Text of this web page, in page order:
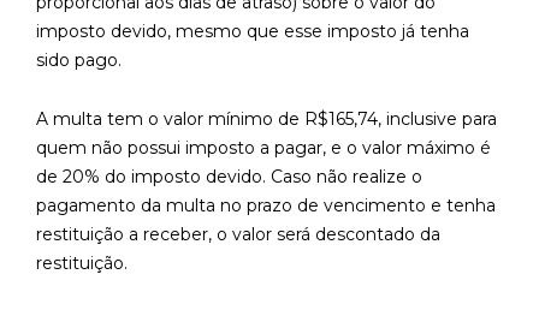
imposto devido, mesmo que esse imposto já tenha
sido pago.
A multa tem o valor mínimo de R$165,74, inclusive para
quem não possui imposto a pagar, e o valor máximo é
de 20% do imposto devido. Caso não realize o
pagamento da multa no prazo de vencimento e tenha
restituição a receber, o valor será descontado da
restituição.